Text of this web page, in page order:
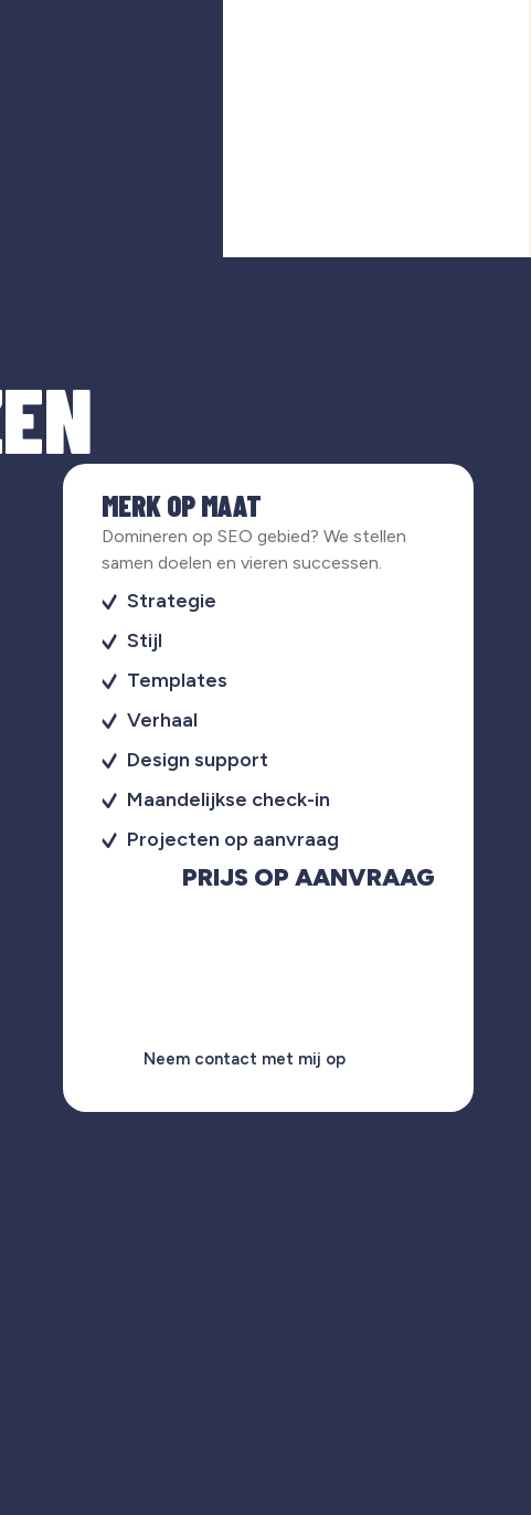
MERK OP MAAT
Domineren op SEO gebied? We stellen
samen doelen en vieren successen.
Strategie
Stijl
Templates
Verhaal
Design support
Maandelijkse check-in
Projecten op aanvraag
PRIJS OP AANVRAAG
Neem contact met mij op